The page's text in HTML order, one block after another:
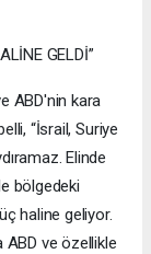
GELDİ”
ABD'nin kara
“İsrail, Suriye
Elinde
bölgedeki
haline geliyor.
ABD ve özellikle